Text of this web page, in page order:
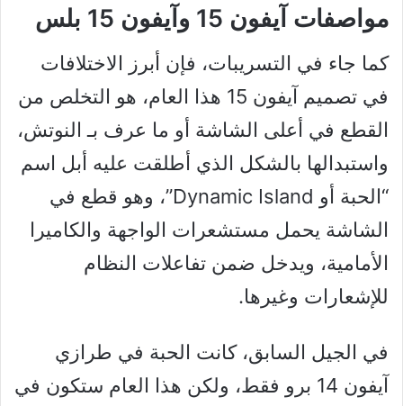
مواصفات آيفون 15 وآيفون 15 بلس
كما جاء في التسريبات، فإن أبرز الاختلافات
في تصميم آيفون 15 هذا العام، هو التخلص من
القطع في أعلى الشاشة أو ما عرف بـ النوتش،
واستبدالها بالشكل الذي أطلقت عليه أبل اسم
“الحبة أو Dynamic Island”، وهو قطع في
الشاشة يحمل مستشعرات الواجهة والكاميرا
الأمامية، ويدخل ضمن تفاعلات النظام
للإشعارات وغيرها.
في الجيل السابق، كانت الحبة في طرازي
آيفون 14 برو فقط، ولكن هذا العام ستكون في